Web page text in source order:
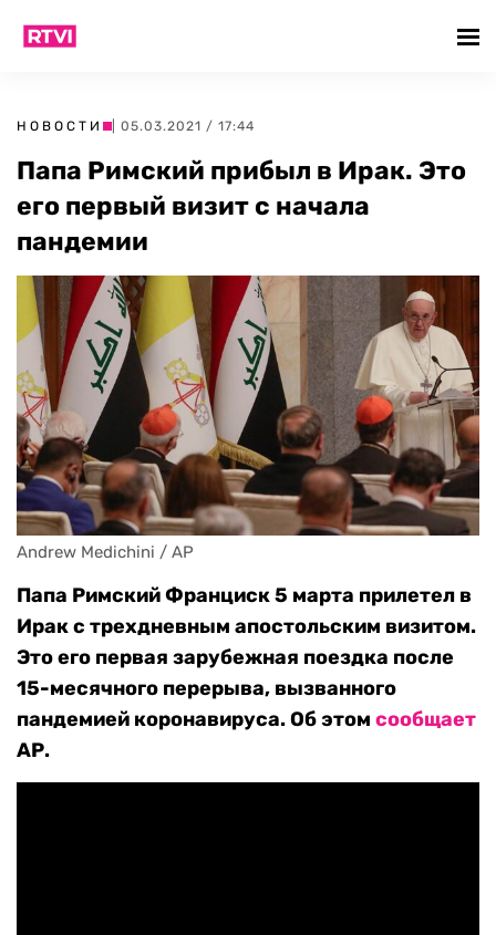
НОВОСТИ | 05.03.2021 / 17:44
Папа Римский прибыл в Ирак. Это
его первый визит с начала
пандемии
Andrew Medichini / AP
Папа Римский Франциск 5 марта прилетел в
Ирак с трехдневным апостольским визитом.
Это его первая зарубежная поездка после
15-месячного перерыва, вызванного
пандемией коронавируса. Об этом сообщает
АР.